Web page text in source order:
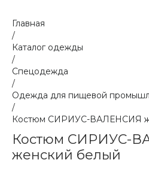
Главная
/
Каталог одежды
/
Спецодежда
/
Одежда для пищевой
/
Костюм СИРИУС-ВАЛЕНСИЯ
Костюм СИРИУС-
женский белый